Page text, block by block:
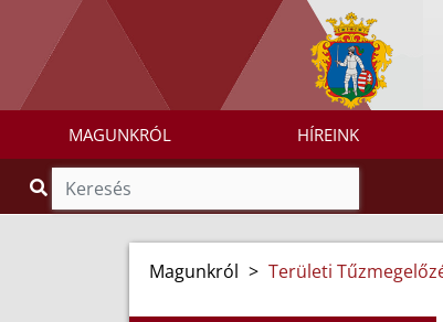
MAGUNKRÓL HÍREINK
Magunkról > Területi